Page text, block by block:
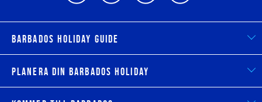
Barbados Holiday Guide
Planera din Barbados Holiday